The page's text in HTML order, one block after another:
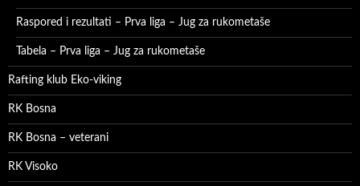
Raspored i rezultati – Prva liga – Jug za rukometaše
Tabela – Prva liga – Jug za rukometaše
Rafting klub Eko-viking
RK Bosna
RK Bosna – veterani
RK Visoko